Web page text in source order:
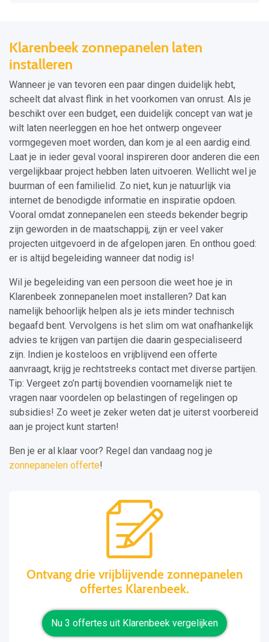
Klarenbeek zonnepanelen laten
installeren
Wanneer je van tevoren een paar dingen duidelijk hebt,
scheelt dat alvast flink in het voorkomen van onrust. Als je
beschikt over een budget, een duidelijk concept van wat je
wilt laten neerleggen en hoe het ontwerp ongeveer
vormgegeven moet worden, dan kom je al een aardig eind.
Laat je in ieder geval vooral inspireren door anderen die een
vergelijkbaar project hebben laten uitvoeren. Wellicht wel je
buurman of een familielid. Zo niet, kun je natuurlijk via
internet de benodigde informatie en inspiratie opdoen.
Vooral omdat zonnepanelen een steeds bekender begrip
zijn geworden in de maatschappij, zijn er veel vaker
projecten uitgevoerd in de afgelopen jaren. En onthou goed:
er is altijd begeleiding wanneer dat nodig is!
Wil je begeleiding van een persoon die weet hoe je in
Klarenbeek zonnepanelen moet installeren? Dat kan
namelijk behoorlijk helpen als je iets minder technisch
begaafd bent. Vervolgens is het slim om wat onafhankelijk
advies te krijgen van partijen die daarin gespecialiseerd
zijn. Indien je kosteloos en vrijblijvend een offerte
aanvraagt, krijg je rechtstreeks contact met diverse partijen.
Tip: Vergeet zo’n partij bovendien voornamelijk niet te
vragen naar voordelen op belastingen of regelingen op
subsidies! Zo weet je zeker weten dat je uiterst voorbereid
aan je project kunt starten!
Ben je er al klaar voor? Regel dan vandaag nog je
zonnepanelen offerte!
Ontvang drie vrijblijvende zonnepanelen
offertes Klarenbeek.
Nu 3 offertes uit Klarenbeek vergelijken